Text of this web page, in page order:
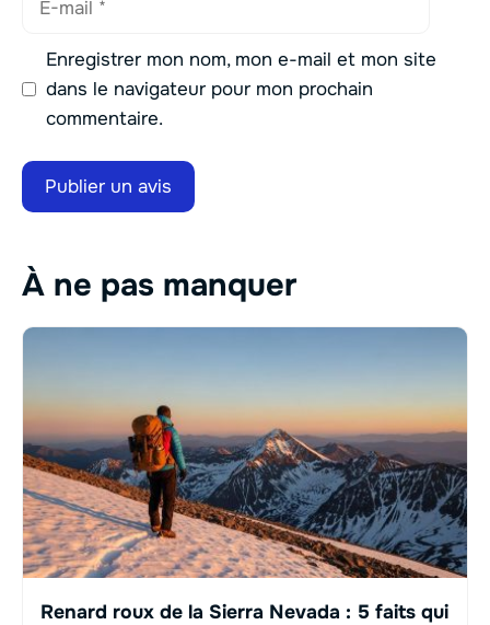
Enregistrer mon nom, mon e-mail et mon site
dans le navigateur pour mon prochain
commentaire.
À ne pas manquer
Renard roux de la Sierra Nevada : 5 faits qui